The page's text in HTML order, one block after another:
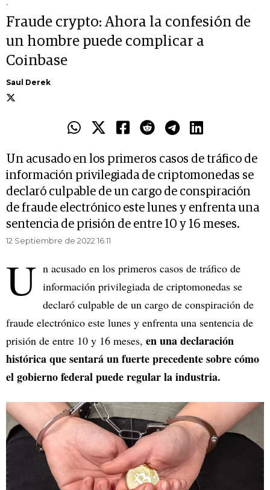
.
Fraude crypto: Ahora la confesión de
un hombre puede complicar a
Coinbase
Saul Derek
Un acusado en los primeros casos de tráfico de
información privilegiada de criptomonedas se
declaró culpable de un cargo de conspiración
de fraude electrónico este lunes y enfrenta una
sentencia de prisión de entre 10 y 16 meses.
12 Septiembre de 2022 16.11
U n acusado en los primeros casos de tráfico de
información privilegiada de criptomonedas se
declaró culpable de un cargo de conspiración de
fraude electrónico este lunes y enfrenta una sentencia de
prisión de entre 10 y 16 meses, en una declaración
histórica que sentará un fuerte precedente sobre cómo
el gobierno federal puede regular la industria.